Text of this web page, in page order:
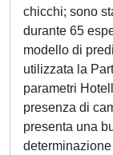
chicchi; sono
durante 65
modello di
utilizzata la
parametri
presenza di
presenta una